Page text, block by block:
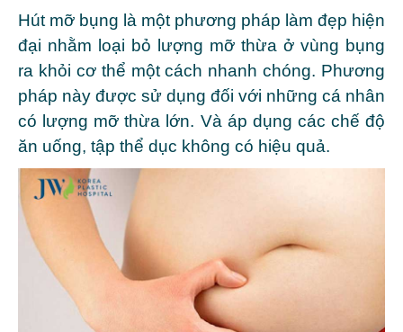
Hút mỡ bụng là một phương pháp làm đẹp hiện
đại nhằm loại bỏ lượng mỡ thừa ở vùng bụng
ra khỏi cơ thể một cách nhanh chóng. Phương
pháp này được sử dụng đối với những cá nhân
có lượng mỡ thừa lớn. Và áp dụng các chế độ
ăn uống, tập thể dục không có hiệu quả.